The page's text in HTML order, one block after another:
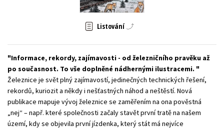
Zahraniční literatura
Listování
Informace, rekordy, zajímavosti - od železničního pravěku až
po současnost. To vše doplněné nádhernými ilustracemi.
Železnice je svět plný zajímavostí, jedinečných technických řešení,
rekordů, kuriozit a někdy i nešťastných náhod a neštěstí. Nová
publikace mapuje vývoj železnice se zaměřením na ona pověstná
„nej“ – např. které společnosti začaly stavět první tratě na našem
území, kdy se objevila první jízdenka, který stát má nejvíce